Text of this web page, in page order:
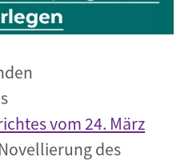
vom 24. März
des